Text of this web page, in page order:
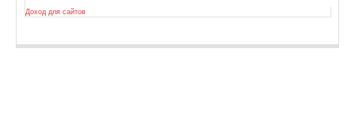
Доход для сайтов